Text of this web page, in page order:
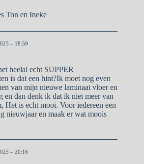
Ton en Ineke
– 18:59
heelal echt SUPPER
is dat een hint?Ik moet nog even
van mijn nieuwe laminaat vloer en
en dan denk ik dat ik niet meer van
Het is echt mooi. Voor iedereen een
nieuwjaar en maak er wat moois
– 20:16